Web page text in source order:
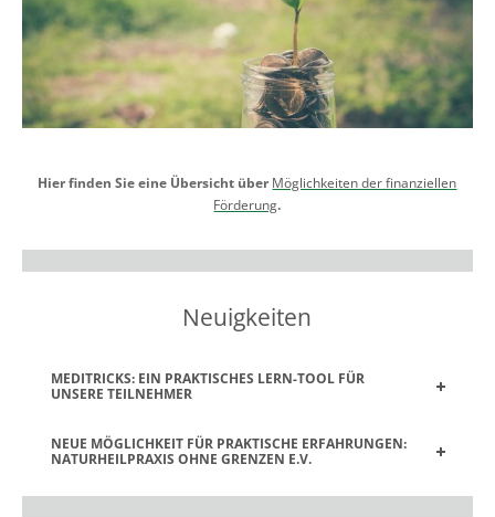
Hierfinden Sie eine Übersicht überMöglichkeiten der finanziellen
Förderung.
Neuigkeiten
MEDITRICKS: EIN PRAKTISCHES LERN-TOOL FÜR
UNSERE TEILNEHMER
NEUE MÖGLICHKEIT FÜR PRAKTISCHE ERFAHRUNGEN:
NATURHEILPRAXIS OHNE GRENZEN E.V.